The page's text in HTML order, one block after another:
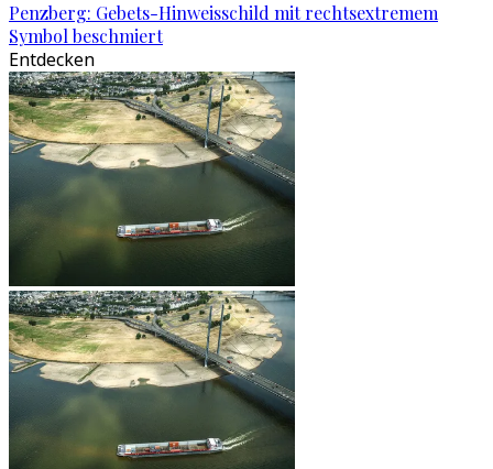
Penzberg: Gebets-Hinweisschild mit rechtsextremem
Symbol beschmiert
Entdecken